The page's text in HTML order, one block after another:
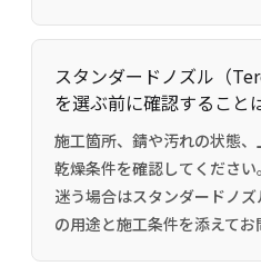
スタンダードノズル（
を選ぶ前に確認すること
施工箇所、錆や汚れの状態、
乾燥条件を確認してください。
迷う場合はスタンダードノズ
の用途と施工条件を添えてお